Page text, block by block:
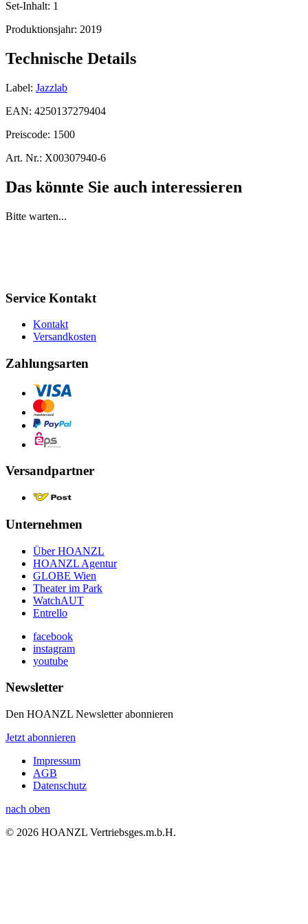
Set-Inhalt: 1
Produktionsjahr: 2019
Technische Details
Label: Jazzlab
EAN: 4250137279404
Preiscode: 1500
Art. Nr.: X00307940-6
Das könnte Sie auch interessieren
Bitte warten...
Service Kontakt
Kontakt
Versandkosten
Zahlungsarten
Versandpartner
Unternehmen
Über HOANZL
HOANZL Agentur
GLOBE Wien
Theater im Park
WatchAUT
Entrello
facebook
instagram
youtube
Newsletter
Den HOANZL Newsletter abonnieren
Jetzt abonnieren
Impressum
AGB
Datenschutz
nach oben
© 2026 HOANZL Vertriebsges.m.b.H.